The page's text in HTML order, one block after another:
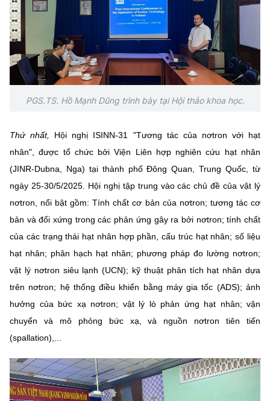
BỘ KHOA HỌC VÀ CÔNG NGHỆ
MINISTRY OF SCIENCE AND TECHNOLOGY
Giám đốc Trung tâm Truyền thông Khoa học và Công nghệ.
Liên hệ
Địa chỉ: Ban Biên tập Cổng TTĐT - 18 Nguyễn Du, TP. Hà Nội
stc@mst.gov.vn
©2026 Bản quyền thuộc Bộ Khoa Học và Công Nghệ
(Ghi rõ nguồn "https://mst.gov.vn" khi phát hành lại thông tin từ
website này)
PGS.TS. Hồ Mạnh Dũng trình bày tại Hội thảo khoa học.
Thứ nhất,
Hội nghị ISINN-31 "Tương tác của nơtron với hạt
nhân", được tổ chức bởi Viện Liên hợp nghiên cứu hạt nhân
(JINR-Dubna, Nga) tại thành phố Đông Quan, Trung Quốc, từ
ngày 25-30/5/2025. Hội nghị tập trung vào các chủ đề của vật lý
nơtron, nổi bật gồm: Tính chất cơ bản của nơtron; tương tác cơ
bản và đối xứng trong các phản ứng gây ra bởi nơtron; tính chất
của các trạng thái hạt nhân hợp phần, cấu trúc hạt nhân; số liệu
hạt nhân; phân hạch hạt nhân; phương pháp đo lường nơtron;
vật lý nơtron siêu lạnh (UCN); kỹ thuật phân tích hạt nhân dựa
trên nơtron; hệ thống điều khiển bằng máy gia tốc (ADS); ảnh
hưởng của bức xạ nơtron; vật lý lò phản ứng hạt nhân; vận
chuyển và mô phỏng bức xạ, và nguồn nơtron tiên tiến
(spallation),...